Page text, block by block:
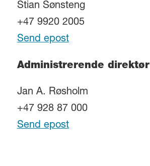
Stian Sønsteng
+47 9920 2005
Send epost
Administrerende direktør
Jan A. Røsholm
+47 928 87 000
Send epost